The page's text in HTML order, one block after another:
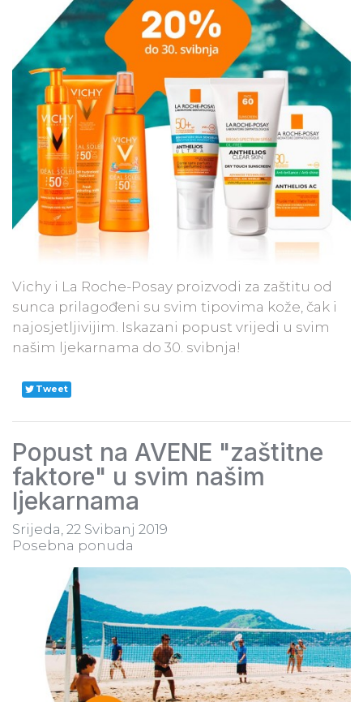
Vichy i La Roche-Posay proizvodi za zaštitu od
sunca prilagođeni su svim tipovima kože, čak i
najosjetljivijim. Iskazani popust vrijedi u svim
našim ljekarnama do 30. svibnja!
Tweet
Popust na AVENE "zaštitne
faktore" u svim našim
ljekarnama
Srijeda, 22 Svibanj 2019
Posebna ponuda